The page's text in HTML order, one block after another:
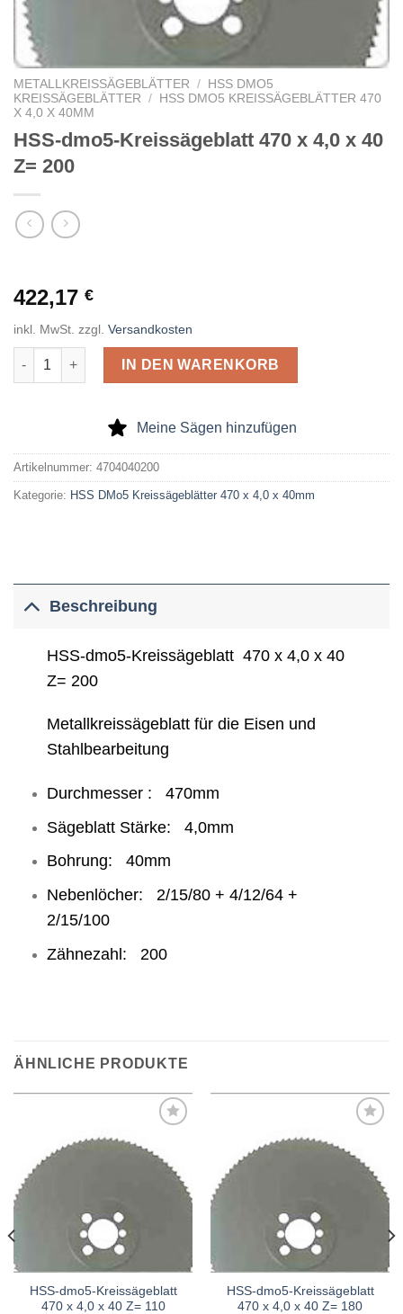
METALLKREISSÄGEBLÄTTER /
HSS DMO5
KREISSÄGEBLÄTTER
/
HSS DMO5 KREISSÄGEBLÄTTER 470
X 4,0 X 40MM
HSS-dmo5-Kreissägeblatt 470 x 4,0 x 40
Z= 200
422,17 €
inkl. MwSt. zzgl. Versandkosten
HSS-dmo5-Kreissägeblatt 470 x 4,0 x 40 Z= 200 Menge
IN DEN WARENKORB
Meine Sägen hinzufügen
Artikelnummer: 4704040200
Kategorie: HSS DMo5 Kreissägeblätter 470 x 4,0 x 40mm
Beschreibung
HSS-dmo5-Kreissägeblatt 470 x 4,0 x 40
Z= 200
Metallkreissägeblatt für die Eisen und
Stahlbearbeitung
Durchmesser : 470mm
Sägeblatt Stärke: 4,0mm
Bohrung: 40mm
Nebenlöcher: 2/15/80 + 4/12/64 +
2/15/100
Zähnezahl: 200
ÄHNLICHE PRODUKTE
Meine
HSS-dmo5-Kreissägeblatt
470 x 4,0 x 40 Z= 110
Meine
HSS-dmo5-Kreissägeblatt
470 x 4,0 x 40 Z= 180